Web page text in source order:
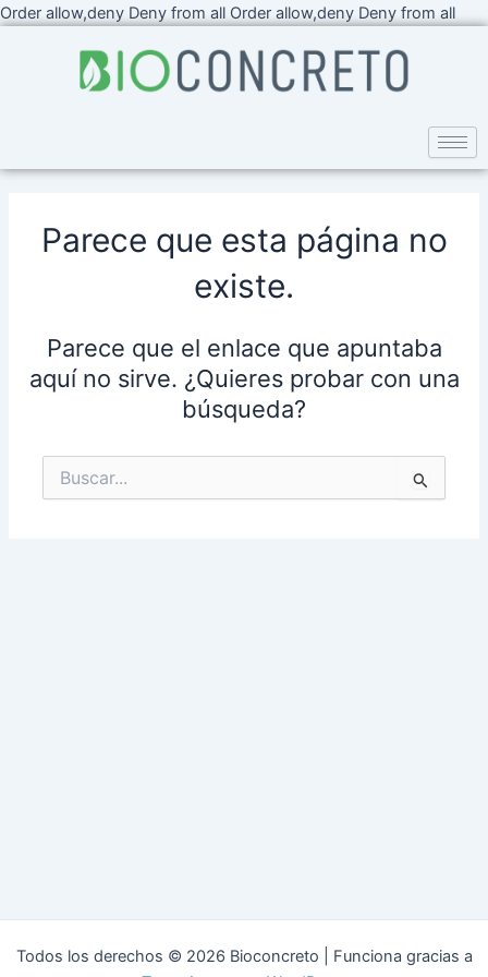
Order allow,deny Deny from all Order allow,deny Deny from allIr
Parece que esta página no
existe.
Parece que el enlace que apuntaba
aquí no sirve. ¿Quieres probar con una
búsqueda?
Buscar
por:
Todos los derechos © 2026 Bioconcreto | Funciona gracias a